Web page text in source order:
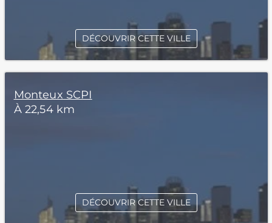
DÉCOUVRIR CETTE VILLE
Monteux SCPI
À 22,54 km
DÉCOUVRIR CETTE VILLE